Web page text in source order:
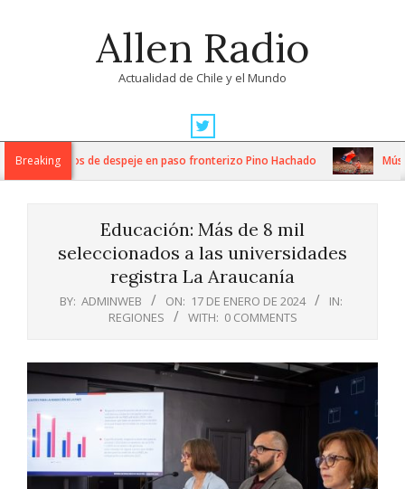
Allen Radio
Actualidad de Chile y el Mundo
Navigation
MenuBreaking
trabajos de despeje en paso fronterizo Pino Hachado
Educación: Más de 8 mil
seleccionados a las universidades
registra La Araucanía
BY: ADMINWEB ON: 17 DE ENERO DE 2024
IN:
REGIONES
WITH: 0 COMMENTS